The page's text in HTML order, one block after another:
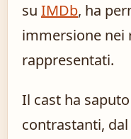
su IMDb, ha
immersione nei
rappresentati.
Il cast ha
contrastanti,